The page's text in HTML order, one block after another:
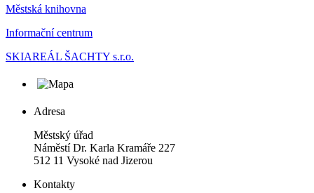
Městská knihovna
Informační centrum
SKIAREÁL ŠACHTY s.r.o.
Adresa
Městský úřad
Náměstí Dr. Karla Kramáře 227
512 11 Vysoké nad Jizerou
Kontakty